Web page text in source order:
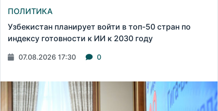
ПОЛИТИКА
Узбекистан планирует войти в топ-50 стран по
индексу готовности к ИИ к 2030 году
07.08.2026 17:30 0